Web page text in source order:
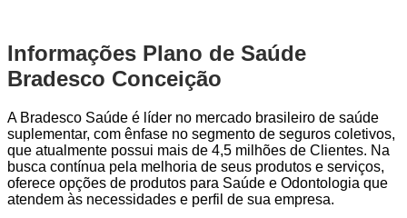
Informações Plano de Saúde
Bradesco Conceição
A Bradesco Saúde é líder no mercado brasileiro de saúde
suplementar, com ênfase no segmento de seguros coletivos,
que atualmente possui mais de 4,5 milhões de Clientes. Na
busca contínua pela melhoria de seus produtos e serviços,
oferece opções de produtos para Saúde e Odontologia que
atendem às necessidades e perfil de sua empresa.